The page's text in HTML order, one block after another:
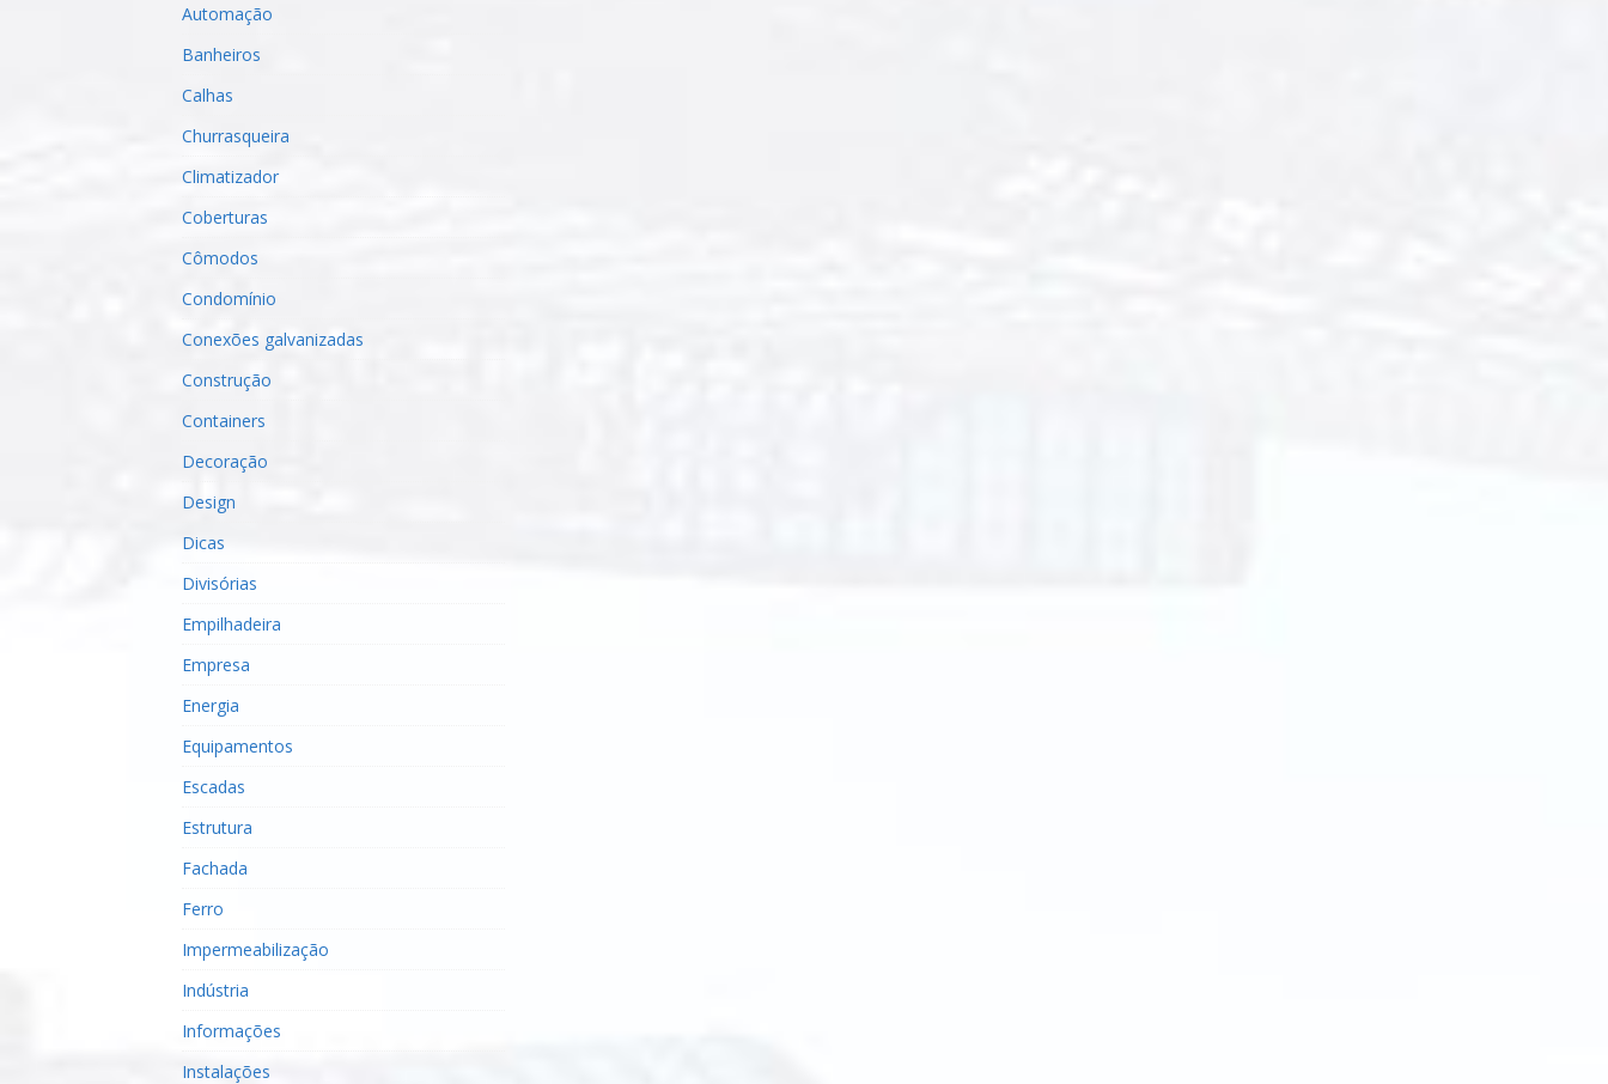
Automação
Banheiros
Calhas
Churrasqueira
Climatizador
Coberturas
Cômodos
Condomínio
Conexões galvanizadas
Construção
Containers
Decoração
Design
Dicas
Divisórias
Empilhadeira
Empresa
Energia
Equipamentos
Escadas
Estrutura
Fachada
Ferro
Impermeabilização
Indústria
Informações
Instalações